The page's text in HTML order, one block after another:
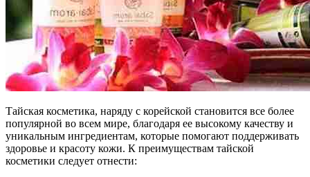
Тайская косметика, наряду с корейской становится все более
популярной во всем мире, благодаря ее высокому качеству и
уникальным ингредиентам, которые помогают поддерживать
здоровье и красоту кожи. К преимуществам тайской
косметики следует отнести: